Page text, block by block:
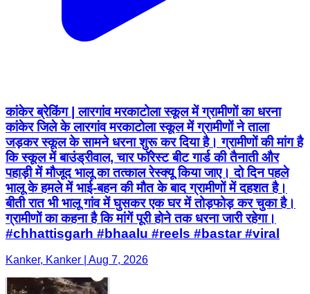
कांकेर ब्रेकिंग | लारगांव मरकाटोला स्कूल में ग्रामीणों का धरना
कांकेर जिले के लारगांव मरकाटोला स्कूल में ग्रामीणों ने ताला
जड़कर स्कूल के सामने धरना शुरू कर दिया है। ग्रामीणों की मांग है
कि स्कूल में बाउंड्रीवाल, चार फॉरेस्ट बीट गार्ड की तैनाती और
पहाड़ी में मौजूद भालू का तत्काल रेस्क्यू किया जाए। दो दिन पहले
भालू के हमले में भाई-बहन की मौत के बाद ग्रामीणों में दहशत है।
बीती रात भी भालू गांव में घुसकर एक घर में तोड़फोड़ कर चुका है।
ग्रामीणों का कहना है कि मांगें पूरी होने तक धरना जारी रहेगा।
#chhattisgarh #bhaalu #reels #bastar #viral
Kanker, Kanker | Aug 7, 2026